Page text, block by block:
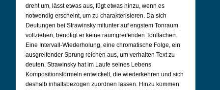
dreht um, lässt etwas aus, fügt etwas hinzu, wenn es
notwendig erscheint, um zu charakterisieren. Da sich
Deutungen bei Strawinsky mitunter auf engstem Tonraum
vollziehen, benötigt er keine raumgreifenden Tonflächen.
Eine Intervall-Wiederholung, eine chromatische Folge, ein
ausgreifender Sprung reichen aus, um verhalten Text zu
deuten. Strawinsky hat im Laufe seines Lebens
Kompositionsformeln entwickelt, die wiederkehren und sich
deshalb inhaltsbezogen zuordnen lassen. Hinzu kommen